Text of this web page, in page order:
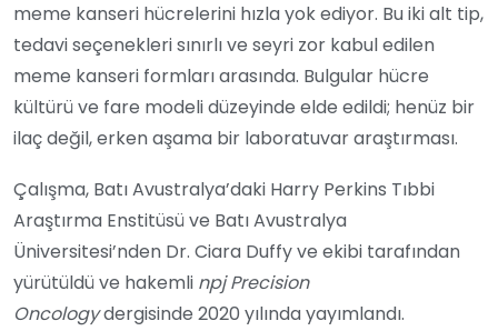
meme kanseri hücrelerini hızla yok ediyor. Bu iki alt tip,
tedavi seçenekleri sınırlı ve seyri zor kabul edilen
meme kanseri formları arasında. Bulgular hücre
kültürü ve fare modeli düzeyinde elde edildi; henüz bir
ilaç değil, erken aşama bir laboratuvar araştırması.
Çalışma, Batı Avustralya’daki Harry Perkins Tıbbi
Araştırma Enstitüsü ve Batı Avustralya
Üniversitesi’nden Dr. Ciara Duffy ve ekibi tarafından
yürütüldü ve hakemli npj Precision
Oncologydergisinde 2020 yılında yayımlandı.